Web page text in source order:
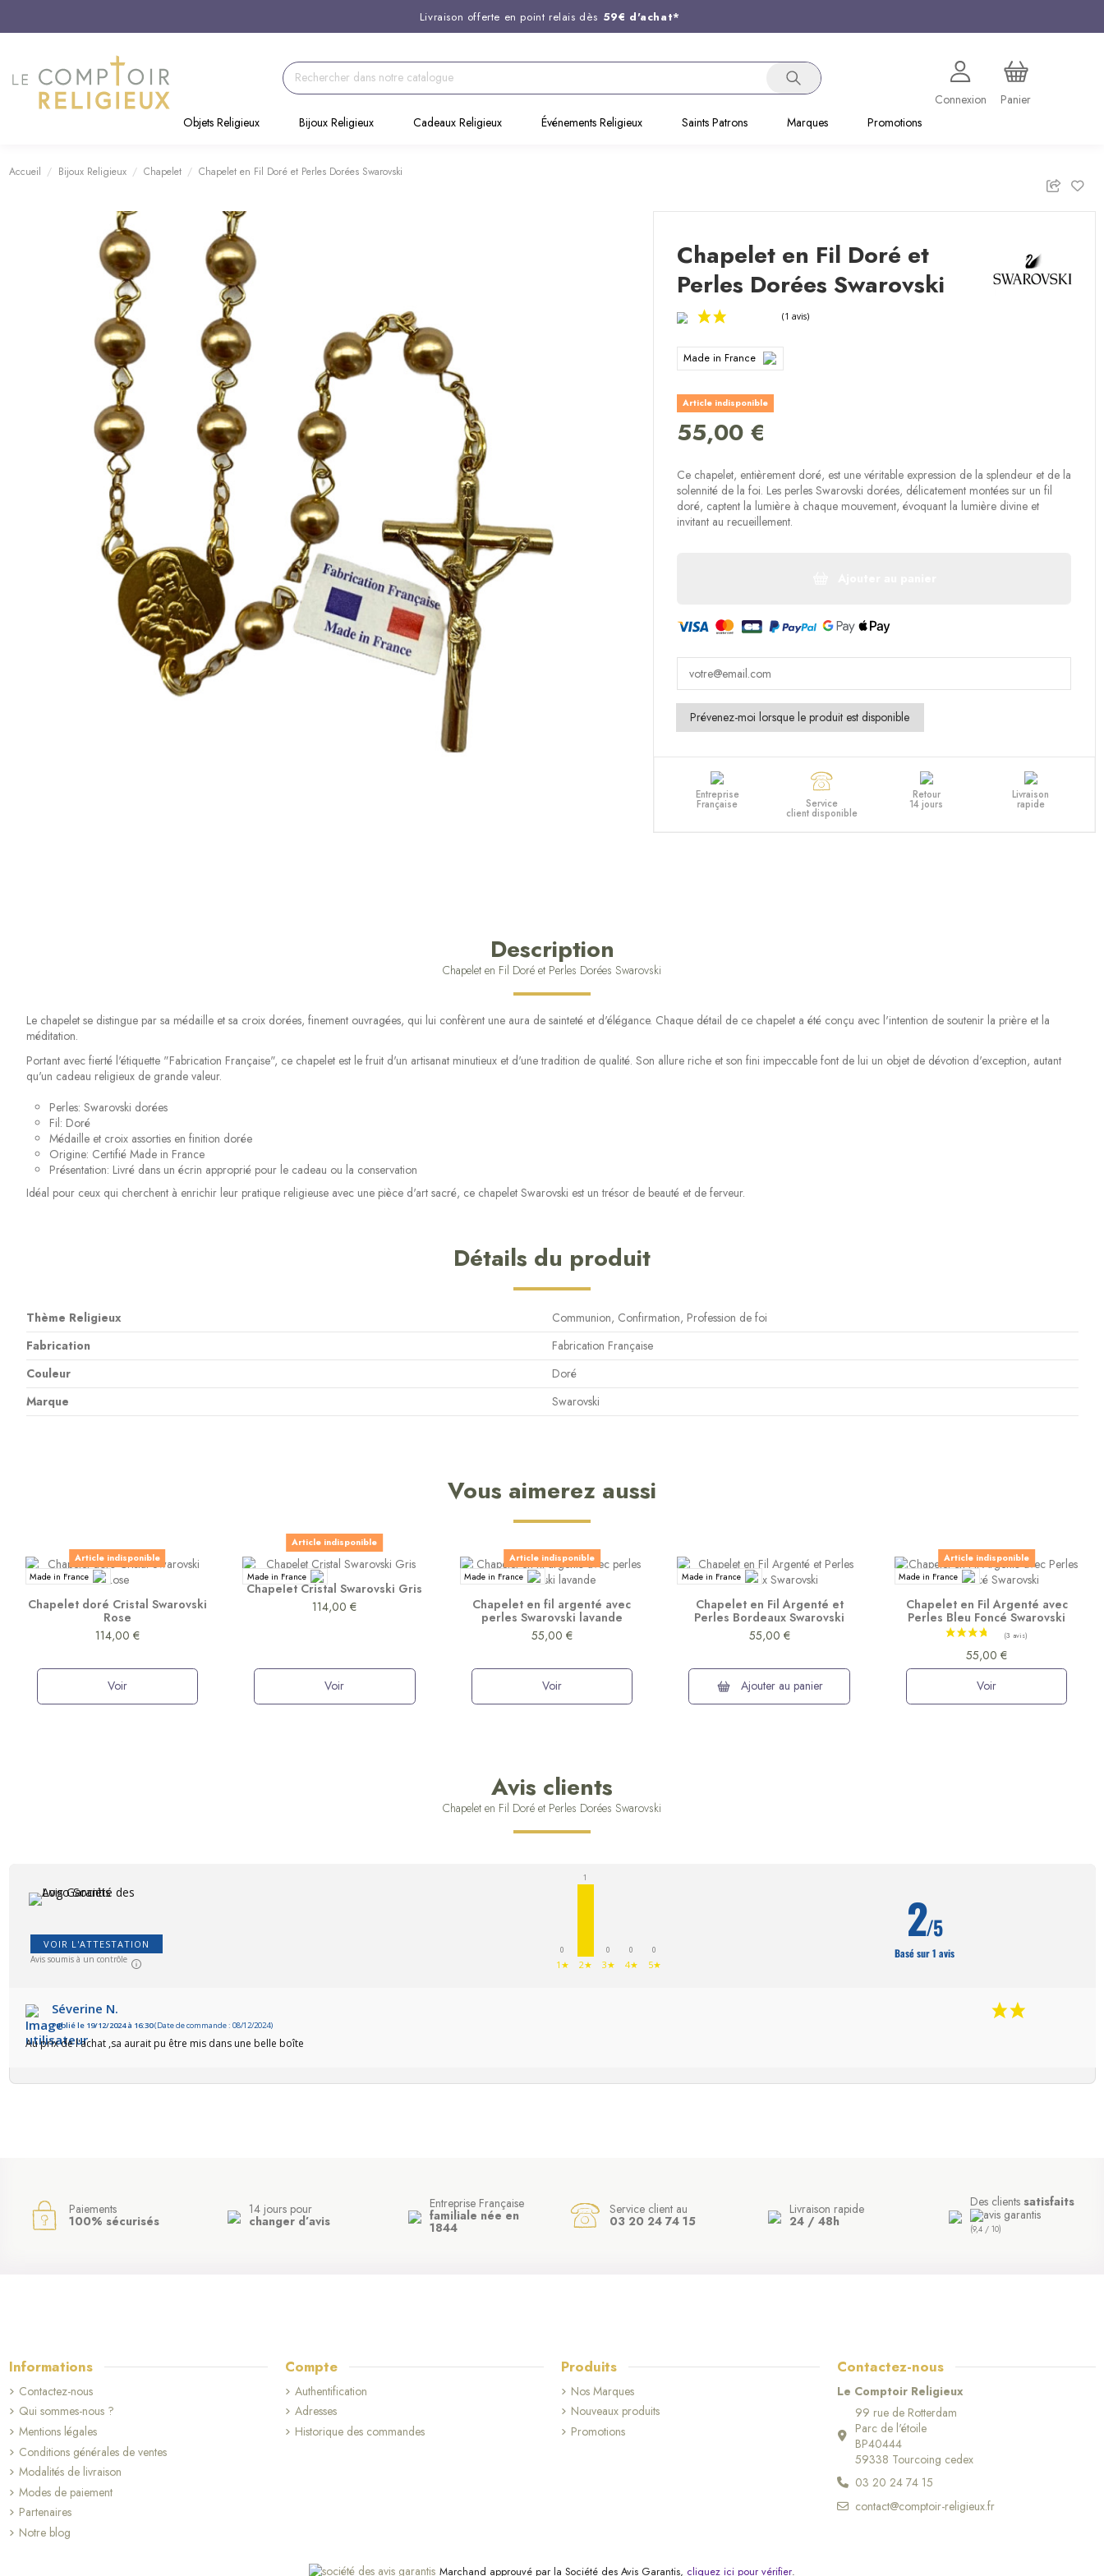
Livraison offerte en point relais dès 59€ d'achat*
Support client disponible au
Commandez avant 14H, expédition le jour même !
Connexion
Panier
Objets Religieux
Bijoux Religieux Cadeaux Religieux Événements Religieux Saints Patrons Marques Promotions
Accueil Bijoux Religieux Chapelet Chapelet en Fil Doré et Perles Dorées Swarovski
Chapelet en Fil Doré et
Perles Dorées Swarovski
Made in France
Article indisponible
55,00 €
Ce chapelet, entièrement doré, est une véritable expression de la splendeur et de la
solennité de la foi. Les perles Swarovski dorées, délicatement montées sur un fil
doré, captent la lumière à chaque mouvement, évoquant la lumière divine et
invitant au recueillement.
Entreprise
Française Service
client disponible
Retour
14 jours
Livraison
rapide
Description
Chapelet en Fil Doré et Perles Dorées Swarovski
Le chapelet se distingue par sa médaille et sa croix dorées, finement ouvragées, qui lui confèrent une aura de sainteté et d'élégance. Chaque détail de ce chapelet a été conçu avec l'intention de soutenir la prière et la
méditation.
Portant avec fierté l'étiquette "Fabrication Française", ce chapelet est le fruit d'un artisanat minutieux et d'une tradition de qualité. Son allure riche et son fini impeccable font de lui un objet de dévotion d'exception, autant
qu'un cadeau religieux de grande valeur.
Perles: Swarovski dorées
Fil: Doré
Médaille et croix assorties en finition dorée
Origine: Certifié Made in France
Présentation: Livré dans un écrin approprié pour le cadeau ou la conservation
Idéal pour ceux qui cherchent à enrichir leur pratique religieuse avec une pièce d'art sacré, ce chapelet Swarovski est un trésor de beauté et de ferveur.
Détails du produit
Thème Religieux
Communion, Confirmation, Profession de foi
Fabrication
Fabrication Française
Couleur
Doré
Marque
Swarovski
Vous aimerez aussi
Made in France
Article indisponible
Chapelet doré Cristal Swarovski
Rose
114,00 €
Voir
Made in France
Article indisponible
Chapelet Cristal Swarovski Gris
114,00 €
Voir
Made in France
Article indisponible
Chapelet en fil argenté avec
perles Swarovski lavande
55,00 €
Voir
Made in France
Chapelet en Fil Argenté et
Perles Bordeaux Swarovski
55,00 €
Ajouter au panier
Made in France
Article indisponible
Chapelet en Fil Argenté avec
Perles Bleu Foncé Swarovski
55,00 €
Voir
Avis clients
Chapelet en Fil Doré et Perles Dorées Swarovski
VOIR L'ATTESTATION
Avis soumis à un contrôle
0
1★
1
2★
0
3★
0
4★
0
5★
2/5
Basé sur 1 avis
Séverine N.
Publié le 19/12/2024 à 16:30(Date de commande : 08/12/2024)
Au prix de l'achat ,sa aurait pu être mis dans une belle boîte
Paiements
100% sécurisés
14 jours pour
changer d’avis
Entreprise Française
familiale née en
1844
Service client au
03 20 24 74 15
Livraison rapide
24 / 48h
Des clients satisfaits
(9,4 / 10)
Informations
Contactez-nous
Qui sommes-nous ?
Mentions légales
Conditions générales de ventes
Modalités de livraison
Modes de paiement
Partenaires
Notre blog
Compte
Authentification
Adresses
Historique des commandes
Produits
Nos Marques
Nouveaux produits
Promotions
Contactez-nous
Le Comptoir Religieux
99 rue de Rotterdam
Parc de l'étoile
BP40444
59338 Tourcoing cedex
03 20 24 74 15
contact@comptoir-religieux.fr
Marchand approuvé par la Société des Avis Garantis, cliquez ici pour vérifier.